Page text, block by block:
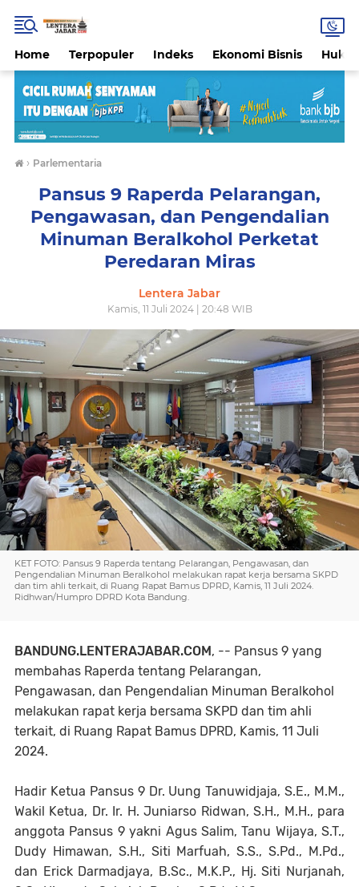
Home Terpopuler Indeks Ekonomi Bisnis
› Parlementaria
Pansus 9 Raperda Pelarangan,
Pengawasan, dan Pengendalian
Minuman Beralkohol Perketat
Peredaran Miras
Lentera Jabar
Kamis, 11 Juli 2024 | 20:48 WIB
KET FOTO: Pansus 9 Raperda tentang Pelarangan, Pengawasan, dan
Pengendalian Minuman Beralkohol melakukan rapat kerja bersama SKPD
dan tim ahli terkait, di Ruang Rapat Bamus DPRD, Kamis, 11 Juli 2024.
Ridhwan/Humpro DPRD Kota Bandung.
BANDUNG.LENTERAJABAR.COM, -- Pansus 9 yang
membahas Raperda tentang Pelarangan,
Pengawasan, dan Pengendalian Minuman Beralkohol
melakukan rapat kerja bersama SKPD dan tim ahli
terkait, di Ruang Rapat Bamus DPRD, Kamis, 11 Juli
2024.
Hadir Ketua Pansus 9 Dr. Uung Tanuwidjaja, S.E., M.M.,
Wakil Ketua, Dr. Ir. H. Juniarso Ridwan, S.H., M.H., para
anggota Pansus 9 yakni Agus Salim, Tanu Wijaya, S.T.,
Dudy Himawan, S.H., Siti Marfuah, S.S., S.Pd., M.Pd.,
dan Erick Darmadjaya, B.Sc., M.K.P., Hj. Siti Nurjanah,